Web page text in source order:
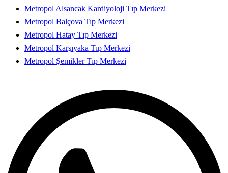
Metropol Alsancak Kardiyoloji Tıp Merkezi
Metropol Balçova Tıp Merkezi
Metropol Hatay Tıp Merkezi
Metropol Karşıyaka Tıp Merkezi
Metropol Şemikler Tıp Merkezi